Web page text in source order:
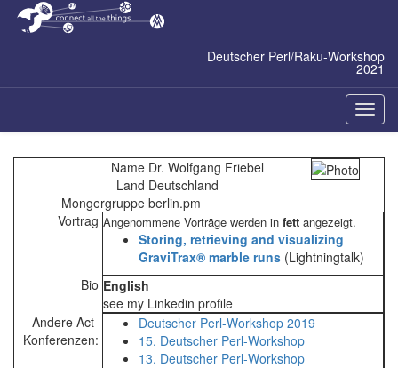
Zum
Inhalt
Deutscher Perl/Raku-Workshop
2021
ein-/
Name Dr. Wolfgang Friebel
Land Deutschland
Mongergruppe berlin.pm
Vortrag Angenommene Vorträge werden in fett angezeigt.
‎Storing, retrieving and visualizing
GraviTrax® marble runs‎ (Lightningtalk)
Bio English
see my Linkedin profile
Andere Act-
Konferenzen:
Deutscher Perl-Workshop 2019
15. Deutscher Perl-Workshop
13. Deutscher Perl-Workshop